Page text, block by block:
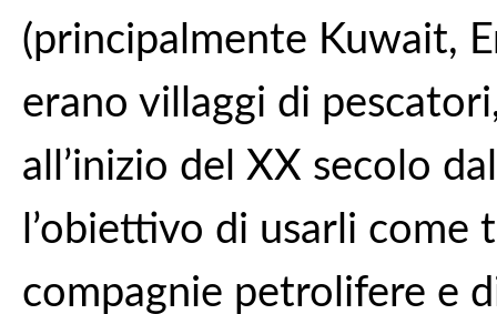
(principalmente Kuwait,
erano villaggi di
all’inizio del XX secolo
l’obiettivo di usarli
compagnie petrolifere e